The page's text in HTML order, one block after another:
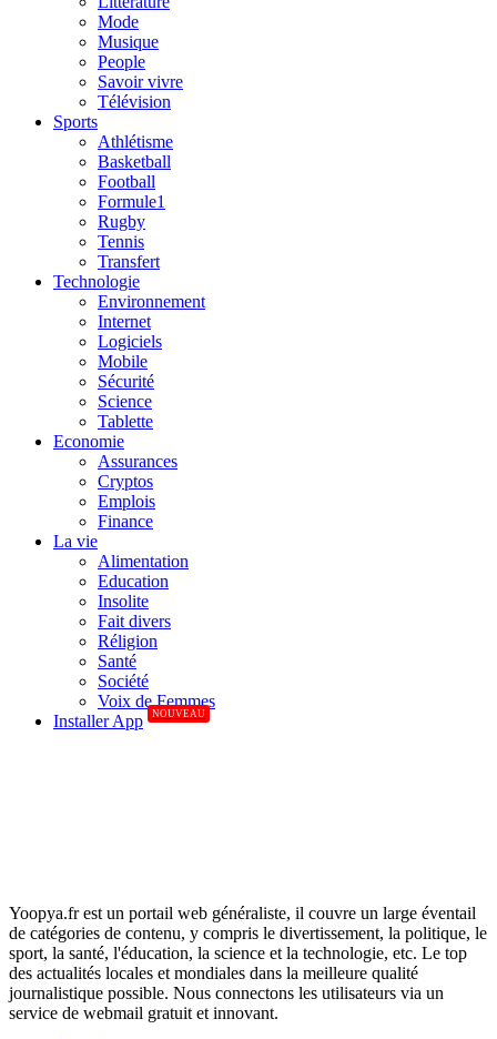
Mode
Musique
People
Savoir vivre
Télévision
Sports
Athlétisme
Basketball
Football
Formule1
Rugby
Tennis
Transfert
Technologie
Environnement
Internet
Logiciels
Mobile
Sécurité
Science
Tablette
Economie
Assurances
Cryptos
Emplois
Finance
La vie
Alimentation
Education
Insolite
Fait divers
Réligion
Santé
Société
Voix de Femmes
Installer App
NOUVEAU
Yoopya.fr est un portail web généraliste, il couvre un large éventail
de catégories de contenu, y compris le divertissement, la politique, le
sport, la santé, l'éducation, la science et la technologie, etc. Le top
des actualités locales et mondiales dans la meilleure qualité
journalistique possible. Nous connectons les utilisateurs via un
service de webmail gratuit et innovant.